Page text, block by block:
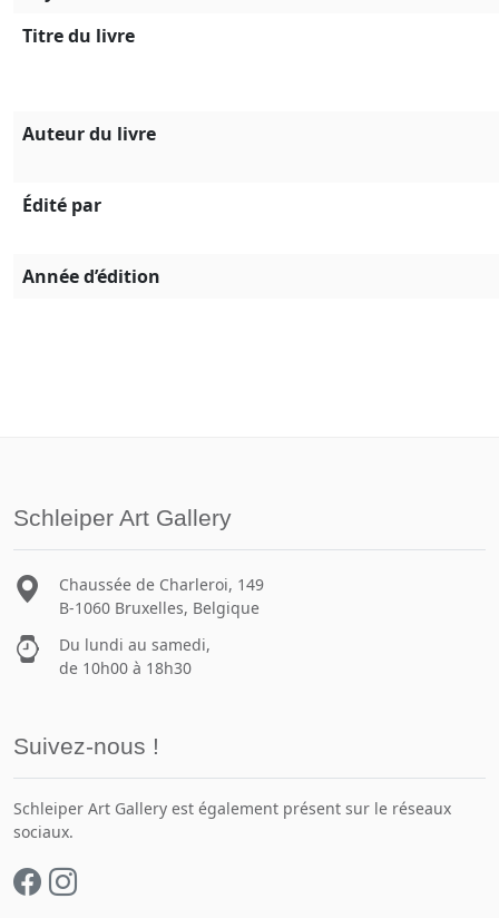
Titre du livre
Auteur du livre
Édité par
Année d’édition
Schleiper Art Gallery
Chaussée de Charleroi, 149
B-1060 Bruxelles, Belgique
Du lundi au samedi,
de 10h00 à 18h30
Suivez-nous !
Schleiper Art Gallery est également présent sur le réseaux
sociaux.